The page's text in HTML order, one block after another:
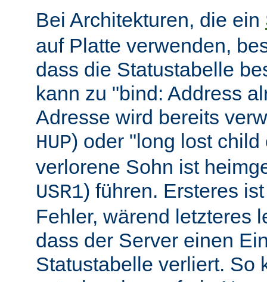
Bei Architekturen, die ein
auf Platte verwenden,
dass die Statustabelle
kann zu "bind: Address
Adresse wird bereits
HUP) oder "long lost
verlorene Sohn ist
USR1) führen. Ersteres
Fehler, wärend letzteres
dass der Server einen
Statustabelle verliert. So